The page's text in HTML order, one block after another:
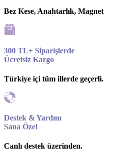
Bez Kese, Anahtarlık, Magnet
300 TL+ Siparişlerde
Ücretsiz Kargo
Türkiye içi tüm illerde geçerli.
Destek & Yardım
Sana Özel
Canlı destek üzerinden.